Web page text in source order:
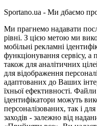
Sportano.ua - Ми дбаємо
Ми прагнемо надавати
рівні. З цією метою ми
мобільні рекламні
функціонування сервісу, а
також для аналітичних
для відображення
адаптованих до Ваших
їхньої ефективності.
ідентифікатори можуть
персоналізованих, так і
заходів - залежно від